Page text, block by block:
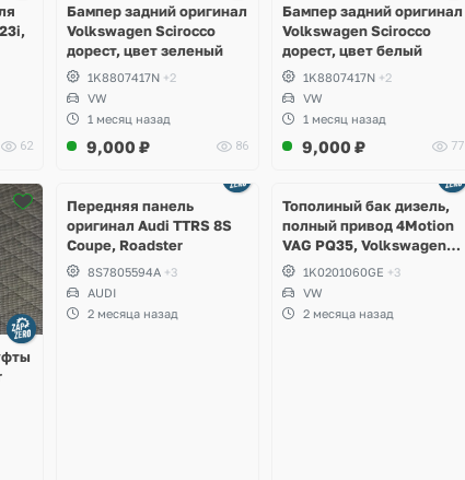
62
Бампер задний оригинал
Volkswagen Scirocco
дорест, цвет зеленый
1K8807417N +2
VW
1 месяц назад
9,000 ₽ 86
Бампер задний оригинал
Volkswagen Scirocco
дорест, цвет белый
1K8807417N +2
VW
1 месяц назад
9,000 ₽ 77
Передняя панель
оригинал Audi TTRS 8S
Coupe, Roadster
8S7805594A +3
AUDI
2 месяца назад
Тополиный бак дизель,
полный привод 4Motion
VAG PQ35, Volkswagen
Scirocco, Golf V, VI,
Skoda Yeti, Octavia A5,
Superb, Audi A3, Seat
Altea
1K0201060GE +3
VW
2 месяца назад